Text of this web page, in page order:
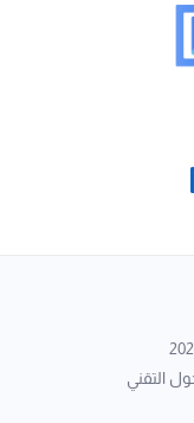
التقني